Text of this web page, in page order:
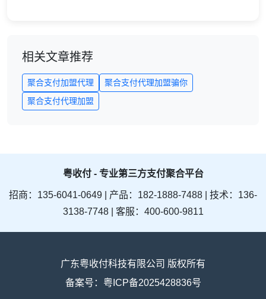
相关文章推荐
聚合支付加盟代理
聚合支付代理加盟骗你
聚合支付代理加盟
粤收付 - 专业第三方支付聚合平台
招商：135-6041-0649 | 产品：182-1888-7488 | 技术：136-
3138-7748 | 客服：400-600-9811
广东粤收付科技有限公司 版权所有
备案号：粤ICP备2025428836号